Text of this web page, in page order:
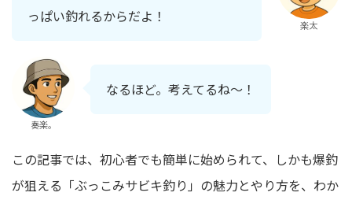
っぱい釣れるからだよ！
楽太
奏楽。
なるほど。考えてるね～！
この記事では、初心者でも簡単に始められて、しかも爆釣
が狙える「ぶっこみサビキ釣り」の魅力とやり方を、わか